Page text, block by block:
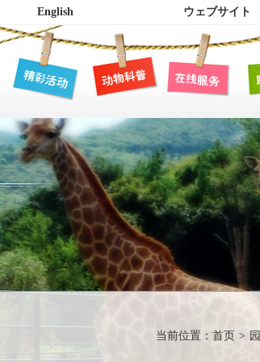
English ウェブサイト
当前位置： 首页 >